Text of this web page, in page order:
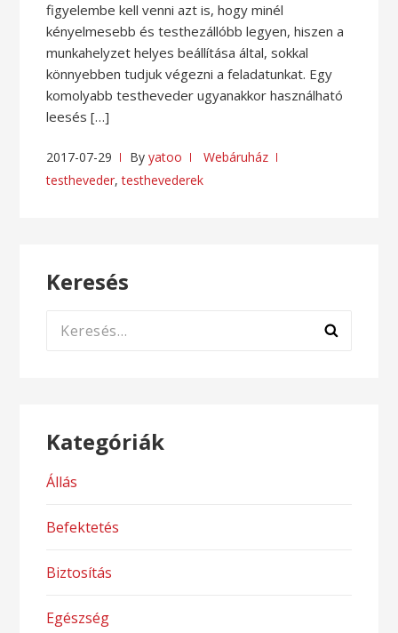
figyelembe kell venni azt is, hogy minél
kényelmesebb és testhezállóbb legyen, hiszen a
munkahelyzet helyes beállítása által, sokkal
könnyebben tudjuk végezni a feladatunkat. Egy
komolyabb testheveder ugyanakkor használható
leesés […]
2017-07-29 Byyatoo
Webáruház
testheveder,testhevederek
Keresés
Keresés:
Kategóriák
Állás
Befektetés
Biztosítás
Egészség